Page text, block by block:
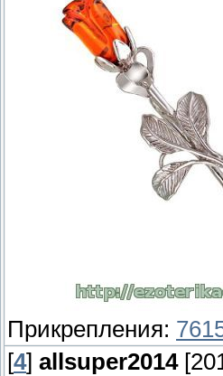
Прикрепления:
[4] allsuper2014